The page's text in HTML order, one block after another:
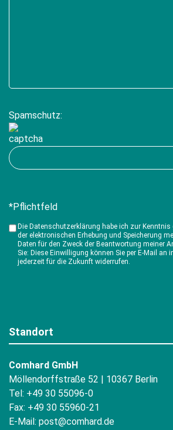
Spamschutz:
*Pflichtfeld
Die Datenschutzerklärung habe ich zur
der elektronischen Erhebung und Speicherung
Daten für den Zweck der Beantwortung meiner
Sie: Diese Einwilligung können Sie per E-Mail an
jederzeit für die Zukunft widerrufen.
Standort
Comhard GmbH
Möllendorffstraße 52 | 10367 Berlin
Tel: +49 30 55096-0
Fax: +49 30 55960-21
E-Mail: post@comhard.de